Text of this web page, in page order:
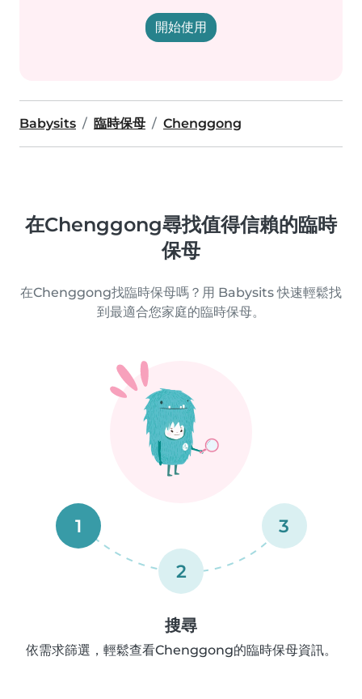
開始使用
Babysits 臨時保母 Chenggong
在Chenggong尋找值得信賴的臨時
保母
在Chenggong找臨時保母嗎？用 Babysits 快速輕鬆找
到最適合您家庭的臨時保母。
1
2
3
搜尋
依需求篩選，輕鬆查看Chenggong的臨時保母資訊。